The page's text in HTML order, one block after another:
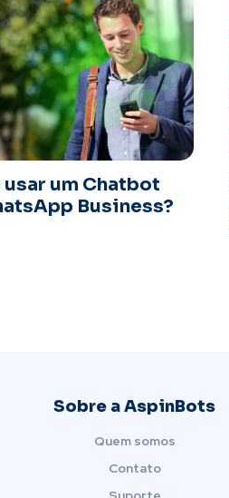
usar um Chatbot
Business?
Sobre a AspinBots
Quem somos
Contato